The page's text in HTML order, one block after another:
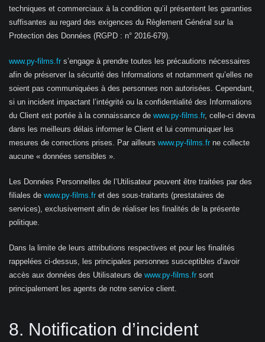
techniques et commerciaux à la condition qu’il présentent les garanties
suffisantes au regard des exigences du Règlement Général sur la
Protection des Données (RGPD : n° 2016-679).
www.py-films.fr s’engage à prendre toutes les précautions nécessaires
afin de préserver la sécurité des Informations et notamment qu’elles ne
soient pas communiquées à des personnes non autorisées. Cependant,
si un incident impactant l’intégrité ou la confidentialité des Informations
du Client est portée à la connaissance de www.py-films.fr, celle-ci devra
dans les meilleurs délais informer le Client et lui communiquer les
mesures de corrections prises. Par ailleurs www.py-films.fr ne collecte
aucune « données sensibles ».
Les Données Personnelles de l’Utilisateur peuvent être traitées par des
filiales de www.py-films.fr et des sous-traitants (prestataires de
services), exclusivement afin de réaliser les finalités de la présente
politique.
Dans la limite de leurs attributions respectives et pour les finalités
rappelées ci-dessus, les principales personnes susceptibles d’avoir
accès aux données des Utilisateurs de www.py-films.fr sont
principalement les agents de notre service client.
8. Notification d’incident